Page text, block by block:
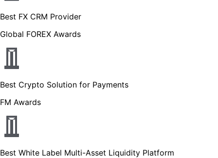
Best FX CRM Provider
Global FOREX Awards
Best Crypto Solution for Payments
FM Awards
Best White Label Multi-Asset Liquidity Platform